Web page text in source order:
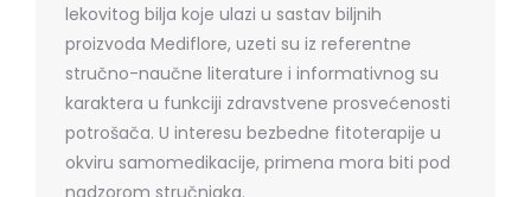
lekovitog bilja koje ulazi u sastav biljnih
proizvoda Mediflore, uzeti su iz referentne
stručno-naučne literature i informativnog su
karaktera u funkciji zdravstvene prosvećenosti
potrošača. U interesu bezbedne fitoterapije u
okviru samomedikacije, primena mora biti pod
nadzorom stručnjaka.